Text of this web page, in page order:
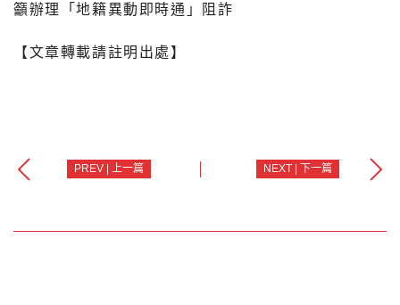
籲辦理「地籍異動即時通」阻詐
【文章轉載請註明出處】
PREV | 上一篇 NEXT | 下一篇